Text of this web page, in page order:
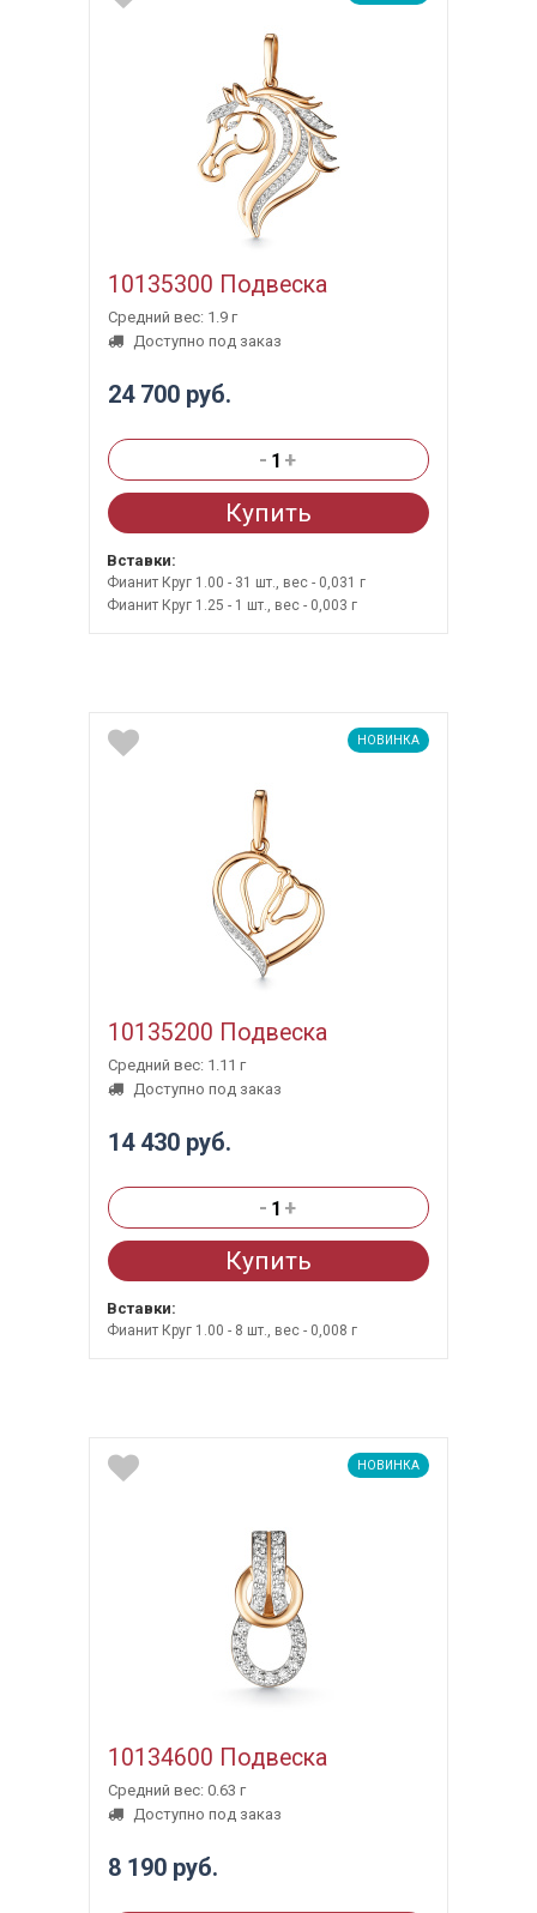
10135300 Подвеска
Средний вес: 1.9 г
Доступно под заказ
24 700 руб.
- +
Купить
Вставки:
Фианит Круг 1.00 - 31 шт., вес - 0,031 г
Фианит Круг 1.25 - 1 шт., вес - 0,003 г
НОВИНКА
10135200 Подвеска
Средний вес: 1.11 г
Доступно под заказ
14 430 руб.
- +
Купить
Вставки:
Фианит Круг 1.00 - 8 шт., вес - 0,008 г
НОВИНКА
10134600 Подвеска
Средний вес: 0.63 г
Доступно под заказ
8 190 руб.